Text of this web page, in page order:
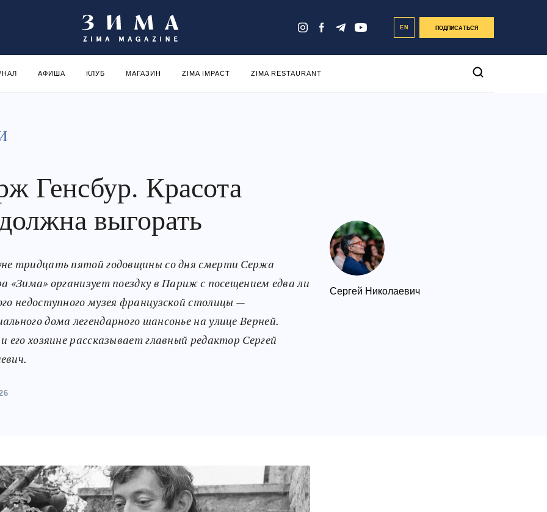
EN ПОДПИСАТЬСЯ
АФИША КЛУБ МАГАЗИН ZIMA IMPACT ZIMA RESTAURANT
Генсбур. Красота
выгорать
тридцать пятой годовщины со дня смерти Сержа
«Зима» организует поездку в Париж с посещением едва ли
недоступного музея французской столицы —
дома легендарного шансонье на улице Верней.
его хозяине рассказывает главный редактор Сергей
Сергей Николаевич